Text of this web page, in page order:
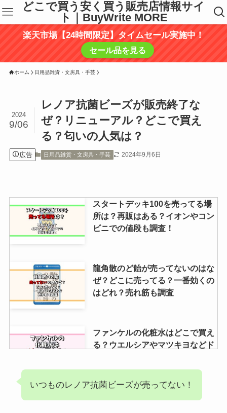
どこで買う安く買う販売店情報サイ
ト｜BuyWrite MORE
楽天市場【24時間限定】タイムセール実施中！
セール品を見る
ホーム 日用品雑貨・文房具・手芸
レノア抗菌ビーズが販売終了な
ぜ？リニューアル？どこで買え
る？匂いの人気は？
2024
9/06
広告 日用品雑貨・文房具・手芸 2024年9月6日
スタートデッキ100を売ってる場
所は？再販はある？イオンやコン
ビニでの値段も調査！
龍角散のど飴が売ってないのはな
ぜ？どこに売ってる？一番効くの
はどれ？売れ筋も調査
ファンケルの化粧水はどこで買え
る？ウエルシアやマツキヨなどド
板あめはどこで売ってる？新宿や
いつものレノア抗菌ビーズが売ってない！